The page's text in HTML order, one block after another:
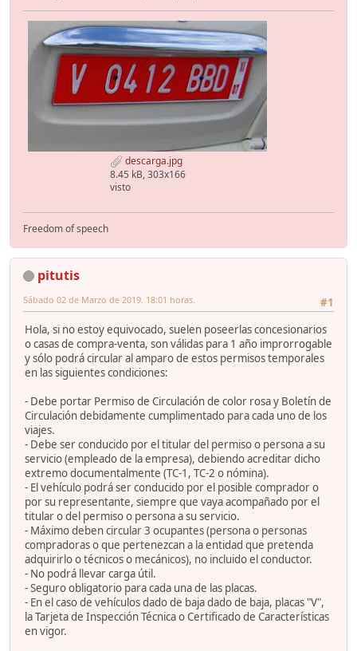
descarga.jpg
8.45 kB, 303x166
visto
Freedom of speech
pitutis
#1
Sábado 02 de Marzo de 2019. 18:01 horas.
Hola, si no estoy equivocado, suelen poseerlas concesionarios
o casas de compra-venta, son válidas para 1 año improrrogable
y sólo podrá circular al amparo de estos permisos temporales
en las siguientes condiciones:
- Debe portar Permiso de Circulación de color rosa y Boletín de
Circulación debidamente cumplimentado para cada uno de los
viajes.
- Debe ser conducido por el titular del permiso o persona a su
servicio (empleado de la empresa), debiendo acreditar dicho
extremo documentalmente (TC-1, TC-2 o nómina).
- El vehículo podrá ser conducido por el posible comprador o
por su representante, siempre que vaya acompañado por el
titular o del permiso o persona a su servicio.
- Máximo deben circular 3 ocupantes (persona o personas
compradoras o que pertenezcan a la entidad que pretenda
adquirirlo o técnicos o mecánicos), no incluido el conductor.
- No podrá llevar carga útil.
- Seguro obligatorio para cada una de las placas.
- En el caso de vehículos dado de baja dado de baja, placas "V",
la Tarjeta de Inspección Técnica o Certificado de Características
en vigor.